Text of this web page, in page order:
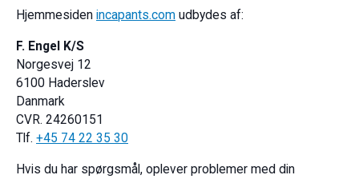
Hjemmesiden incapants.com udbydes af:
F. Engel K/S
Norgesvej 12
6100 Haderslev
Danmark
CVR. 24260151
Tlf. +45 74 22 35 30
Hvis du har spørgsmål, oplever problemer med din